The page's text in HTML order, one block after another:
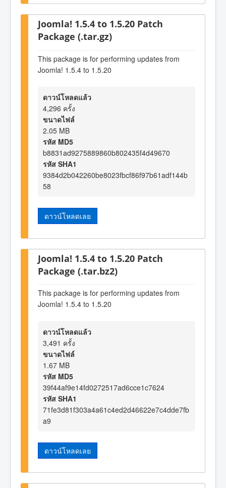
Joomla! 1.5.4 to 1.5.20 Patch
Package (.tar.gz)
This package is for performing updates from
Joomla! 1.5.4 to 1.5.20
ดาวน์โหลดแล้ว
4,296 ครั้ง
ขนาดไฟล์
2.05 MB
รหัส MD5
b8831ad9275889860b802435f4d49670
รหัส SHA1
9384d2b042260be8023fbcf86f97b61adf144b
58
ดาวน์โหลดเลย
Joomla! 1.5.4 to 1.5.20 Patch
Package (.tar.bz2)
This package is for performing updates from
Joomla! 1.5.4 to 1.5.20
ดาวน์โหลดแล้ว
3,491 ครั้ง
ขนาดไฟล์
1.67 MB
รหัส MD5
39f44af9e14fd0272517ad6cce1c7624
รหัส SHA1
71fe3d81f303a4a61c4ed2d46622e7c4dde7fb
a9
ดาวน์โหลดเลย